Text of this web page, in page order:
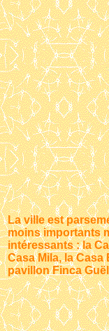
La ville est
moins importants
intéressants : la
Casa Mila, la Casa
pavillon Finca